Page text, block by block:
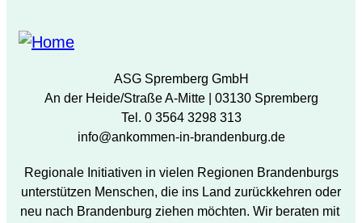
ASG Spremberg GmbH
An der Heide/Straße A-Mitte | 03130 Spremberg
Tel. 0 3564 3298 313
info@ankommen-in-brandenburg.de
Regionale Initiativen in vielen Regionen Brandenburgs
unterstützen Menschen, die ins Land zurückkehren oder
neu nach Brandenburg ziehen möchten. Wir beraten mit